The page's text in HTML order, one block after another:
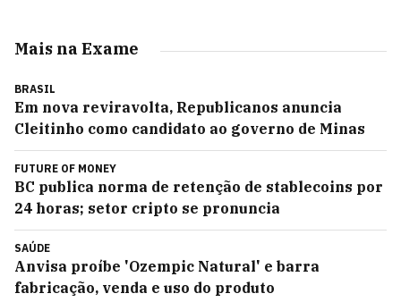
Mais na Exame
BRASIL
Em nova reviravolta, Republicanos anuncia
Cleitinho como candidato ao governo de Minas
FUTURE OF MONEY
BC publica norma de retenção de stablecoins por
24 horas; setor cripto se pronuncia
SAÚDE
Anvisa proíbe 'Ozempic Natural' e barra
fabricação, venda e uso do produto